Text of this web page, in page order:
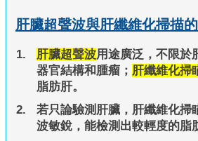
肝臟超聲波與肝纖維化掃描
肝臟超聲波用途廣泛，不限於
器官結構和腫瘤； 肝纖維化掃
脂肪肝。
若只論驗測肝臟，肝纖維化掃
波敏銳，能檢測出較輕度的脂